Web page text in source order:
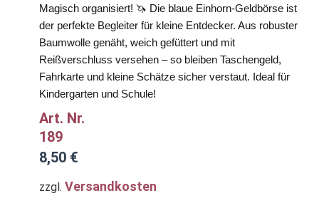
Magisch organisiert! 🦄 Die blaue Einhorn-Geldbörse ist
der perfekte Begleiter für kleine Entdecker. Aus robuster
Baumwolle genäht, weich gefüttert und mit
Reißverschluss versehen – so bleiben Taschengeld,
Fahrkarte und kleine Schätze sicher verstaut. Ideal für
Kindergarten und Schule!
Art. Nr.
189
8,50 €
zzgl. Versandkosten